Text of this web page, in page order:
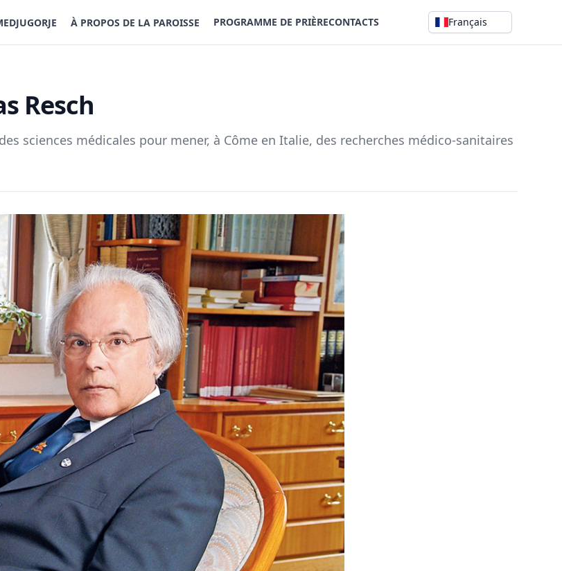
À PROPOS DE LA PAROISSE PROGRAMME DE PRIÈRECONTACTS Français
Resch
sciences médicales pour mener, à Côme en Italie, des recherches médico-sanitaires